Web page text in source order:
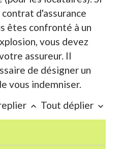
d'assurance
êtes confronté à un
vous devez
assureur. Il
de désigner un
vous indemniser.
keyboard_arrow_up Tout déplier keyboard_arrow_down